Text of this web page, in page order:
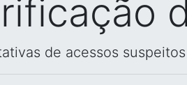
de acessos